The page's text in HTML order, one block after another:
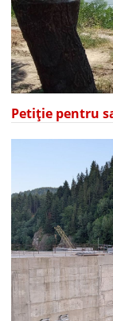
Petiție pentru